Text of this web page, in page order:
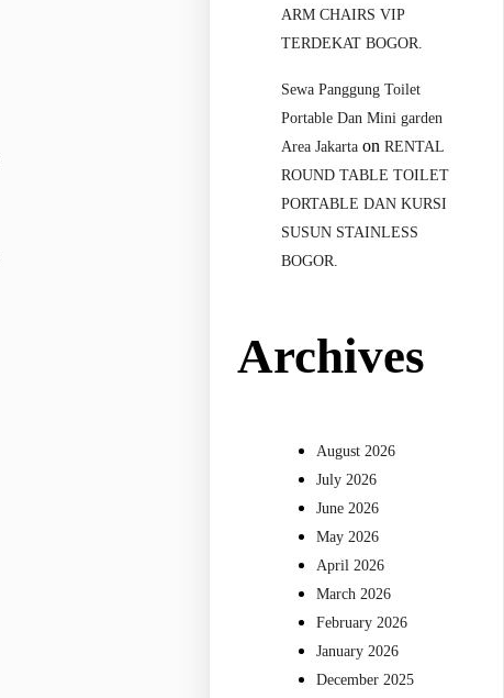
ARM CHAIRS VIP
TERDEKAT BOGOR.
Sewa Panggung Toilet
Portable Dan Mini garden
Area Jakarta onRENTAL
ROUND TABLE TOILET
PORTABLE DAN KURSI
SUSUN STAINLESS
BOGOR.
Archives
August 2026
July 2026
June 2026
May 2026
April 2026
March 2026
February 2026
January 2026
December 2025